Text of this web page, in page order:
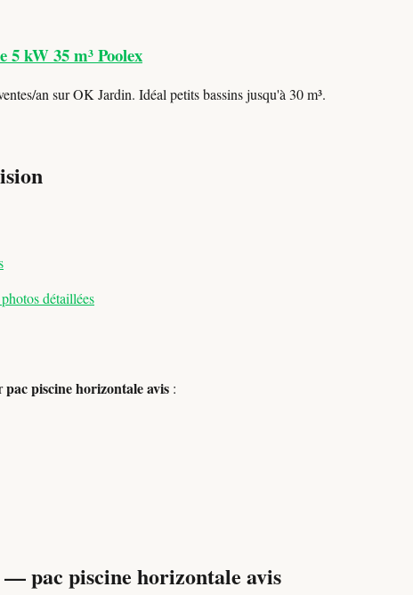
5 kW 35 m³ Poolex
an sur OK Jardin. Idéal petits bassins jusqu'à 30 m³.
détaillées
pac piscine horizontale avis :
— pac piscine horizontale avis